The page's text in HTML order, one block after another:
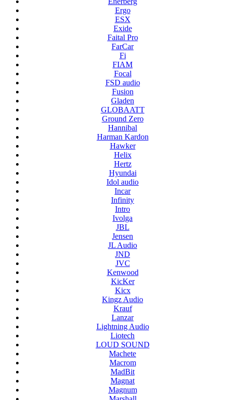
Ergo
ESX
Exide
Faital Pro
FarCar
Fi
FIAM
Focal
FSD audio
Fusion
Gladen
GLOBAATT
Ground Zero
Hannibal
Harman Kardon
Hawker
Helix
Hertz
Hyundai
Idol audio
Incar
Infinity
Intro
Ivolga
JBL
Jensen
JL Audio
JND
JVC
Kenwood
KicKer
Kicx
Kingz Audio
Krauf
Lanzar
Lightning Audio
Liotech
LOUD SOUND
Machete
Macrom
MadBit
Magnat
Magnum